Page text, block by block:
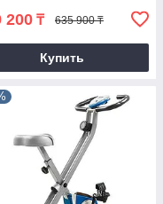
200 ₸ 635 900 ₸
Купить